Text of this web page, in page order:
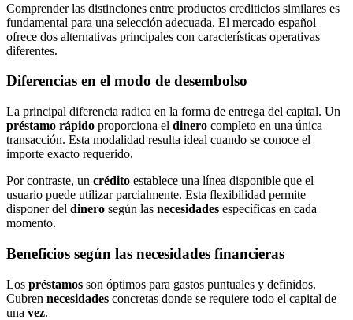
Comprender las distinciones entre productos crediticios similares es
fundamental para una selección adecuada. El mercado español
ofrece dos alternativas principales con características operativas
diferentes.
Diferencias en el modo de desembolso
La principal diferencia radica en la forma de entrega del capital. Un
préstamo rápido proporciona el dinero completo en una única
transacción. Esta modalidad resulta ideal cuando se conoce el
importe exacto requerido.
Por contraste, un crédito establece una línea disponible que el
usuario puede utilizar parcialmente. Esta flexibilidad permite
disponer del dinero según las necesidades específicas en cada
momento.
Beneficios según las necesidades financieras
Los préstamos son óptimos para gastos puntuales y definidos.
Cubren necesidades concretas donde se requiere todo el capital de
una vez.